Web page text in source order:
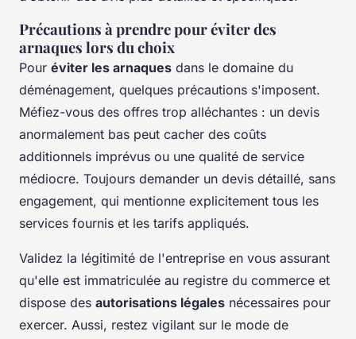
Précautions à prendre pour éviter des
arnaques lors du choix
Pour éviter les arnaques dans le domaine du
déménagement, quelques précautions s'imposent.
Méfiez-vous des offres trop alléchantes : un devis
anormalement bas peut cacher des coûts
additionnels imprévus ou une qualité de service
médiocre. Toujours demander un devis détaillé, sans
engagement, qui mentionne explicitement tous les
services fournis et les tarifs appliqués.
Validez la légitimité de l'entreprise en vous assurant
qu'elle est immatriculée au registre du commerce et
dispose des autorisations légales nécessaires pour
exercer. Aussi, restez vigilant sur le mode de